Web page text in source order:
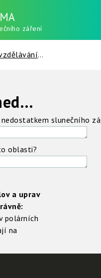
záření
PŘIHLÁSIT SE
Když je nedostatek slunečního záření
nedostatkem slunečního
oblasti?
a uprav
polárních
na